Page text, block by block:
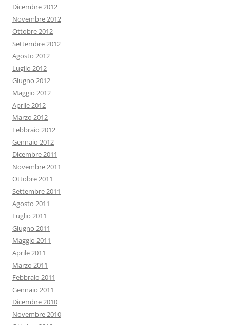
Dicembre 2012
Novembre 2012
Ottobre 2012
Settembre 2012
Agosto 2012
Luglio 2012
Giugno 2012
Maggio 2012
Aprile 2012
Marzo 2012
Febbraio 2012
Gennaio 2012
Dicembre 2011
Novembre 2011
Ottobre 2011
Settembre 2011
Agosto 2011
Luglio 2011
Giugno 2011
Maggio 2011
Aprile 2011
Marzo 2011
Febbraio 2011
Gennaio 2011
Dicembre 2010
Novembre 2010